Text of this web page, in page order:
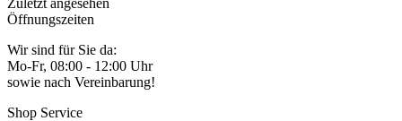
Zuletzt angesehen
Öffnungszeiten
Wir sind für Sie da:
Mo-Fr, 08:00 - 12:00 Uhr
sowie nach Vereinbarung!
Shop Service